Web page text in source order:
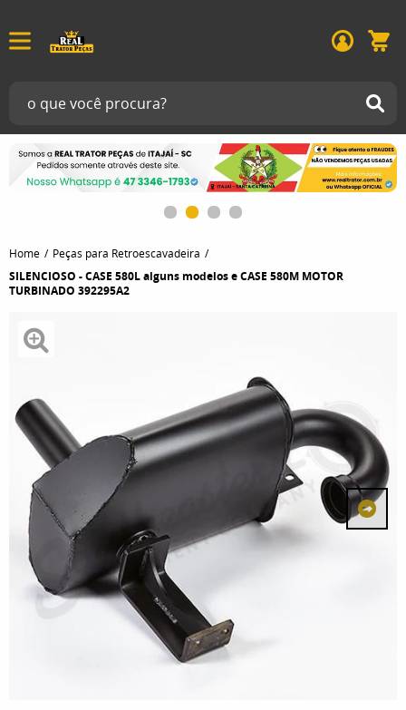
Home Peças para Retroescavadeira
SILENCIOSO - CASE 580L alguns modelos e CASE 580M MOTOR
TURBINADO 392295A2